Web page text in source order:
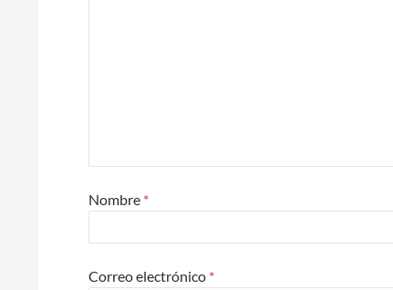
Nombre *
Correo electrónico *